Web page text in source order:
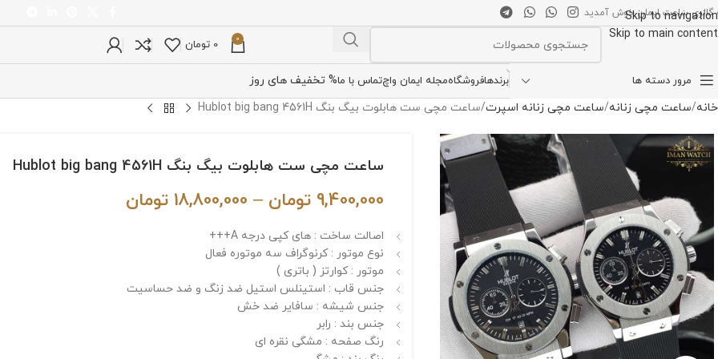
Skip to navigation
Skip to main content
گالری ساعت ایمان خوش آمدید
0
0 تومان
مرور دسته ها برندهافروشگاهمجله ایمان واچتماس با ما% تخفیف های روز
خانه ساعت مچی زنانه ساعت مچی زنانه اسپرت ساعت مچی ست هابلوت بیگ بنگ Hublot big bang 4561H
ساعت مچی ست هابلوت بیگ بنگ Hublot big bang 4561H
9,400,000 تومان –
18,800,000 تومان
اصالت ساخت : های کپی درجه A+++
نوع موتور : کرنوگراف سه موتوره فعال
موتور : کوارتز ( باتری )
جنس قاب : استینلس استیل ضد زنگ و ضد حساسیت
جنس شیشه : سافایر ضد خش
جنس بند : رابر
رنگ صفحه : مشگی نقره ای